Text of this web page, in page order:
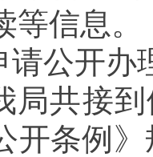
等信息。
请公开办
局共接
开条例